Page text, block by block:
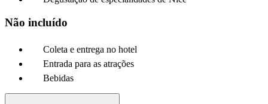
Não incluído
Coleta e entrega no hotel
Entrada para as atrações
Bebidas